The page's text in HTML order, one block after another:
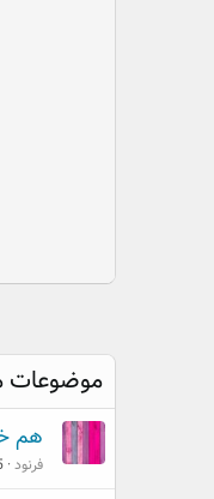
موضوعات
هم
فرنود